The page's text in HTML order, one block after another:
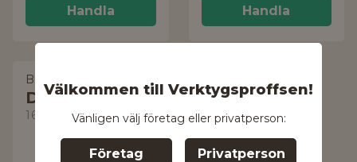
Välkommen till Verktygsproffsen!
Vänligen välj företag eller privatperson:
Företag Privatperson
Handla Handla
BOSCH DIY
Detaljborste
1600A023KY